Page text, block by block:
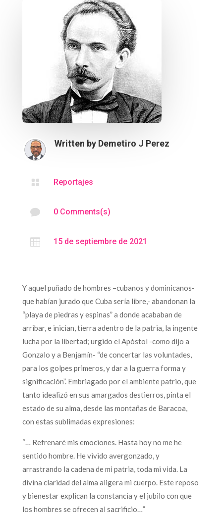
Written by Demetiro J Perez
 Reportajes
 0 Comments(s)
 15 de septiembre de 2021
Y aquel puñado de hombres –cubanos y dominicanos-
que habían jurado que Cuba sería libre,- abandonan la
“playa de piedras y espinas” a donde acababan de
arribar, e inician, tierra adentro de la patria, la ingente
lucha por la libertad; urgido el Apóstol -como dijo a
Gonzalo y a Benjamín- “de concertar las voluntades,
para los golpes primeros, y dar a la guerra forma y
significación”. Embriagado por el ambiente patrio, que
tanto idealizó en sus amargados destierros, pinta el
estado de su alma, desde las montañas de Baracoa,
con estas sublimadas expresiones:
“… Refrenaré mis emociones. Hasta hoy no me he
sentido hombre. He vivido avergonzado, y
arrastrando la cadena de mi patria, toda mi vida. La
divina claridad del alma aligera mi cuerpo. Este reposo
y bienestar explican la constancia y el jubilo con que
los hombres se ofrecen al sacrificio…”